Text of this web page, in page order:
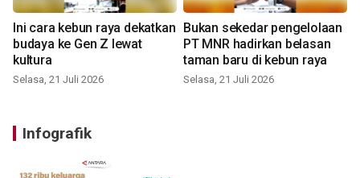
Ini cara kebun raya dekatkan
budaya ke Gen Z lewat
kultura
Selasa, 21 Juli 2026
Bukan sekedar pengelolaan
PT MNR hadirkan belasan
taman baru di kebun raya
Selasa, 21 Juli 2026
Infografik